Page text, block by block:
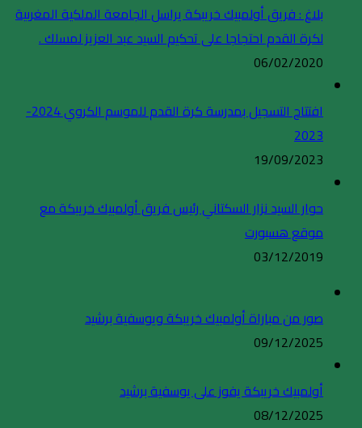
بلاغ : فريق أولمبيك خريبكة يراسل الجامعة الملكية المغربية
لكرة القدم احتجاجا على تحكيم السيد عبد العزيز لمسلك .
06/02/2020
افتتاح التسجيل بمدرسة كرة القدم للموسم الكروي 2024-
2023
19/09/2023
حوار السيد نزار السكتاني رئيس فريق أولمبيك خريبكة مع
موقع هسبورت
03/12/2019
صور من مباراة أولمبيك خريبكة ويوسفية برشيد
09/12/2025
أولمبيك خريبكة يفوز على يوسفية برشيد
08/12/2025